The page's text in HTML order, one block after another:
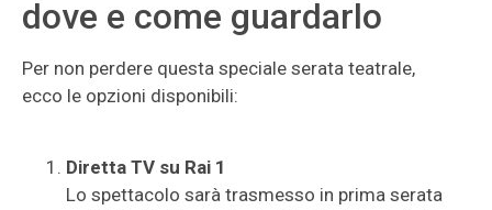
dove e come guardarlo
Per non perdere questa speciale serata teatrale,
ecco le opzioni disponibili:
Diretta TV su Rai 1
Lo spettacolo sarà trasmesso in prima serata